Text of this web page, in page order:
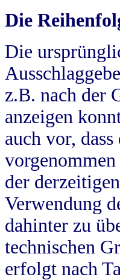
Die
Die
z.B. nach der
anzeigen
auch vor,
der
Verwendung
dahinter zu
technischen
erfolgt nach